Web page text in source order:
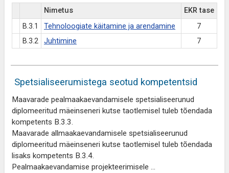
Nimetus
EKR tase
B.3.1
Tehnoloogiate käitamine ja arendamine
7
B.3.2
Juhtimine 7
Spetsialiseerumistega seotud kompetentsid
Maavarade pealmaakaevandamisele spetsialiseerunud
diplomeeritud mäeinseneri kutse taotlemisel tuleb tõendada
kompetents B.3.3.
Maavarade allmaakaevandamisele spetsialiseerunud
diplomeeritud mäeinseneri kutse taotlemisel tuleb tõendada
lisaks kompetents B.3.4.
Pealmaakaevandamise projekteerimisele ...